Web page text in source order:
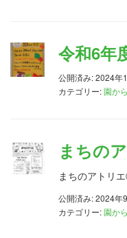
令和6年
公開済み: 2024年
カテゴリー:園か
まちの
まちのアトリ
公開済み: 2024年
カテゴリー:園か